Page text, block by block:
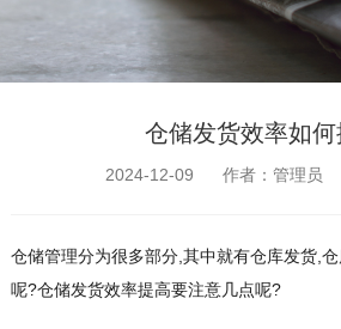
仓储发货效率如何
2024-12-09 作者：管理员
仓储管理分为很多部分,其中就有仓库发货,
呢?仓储发货效率提高要注意几点呢?